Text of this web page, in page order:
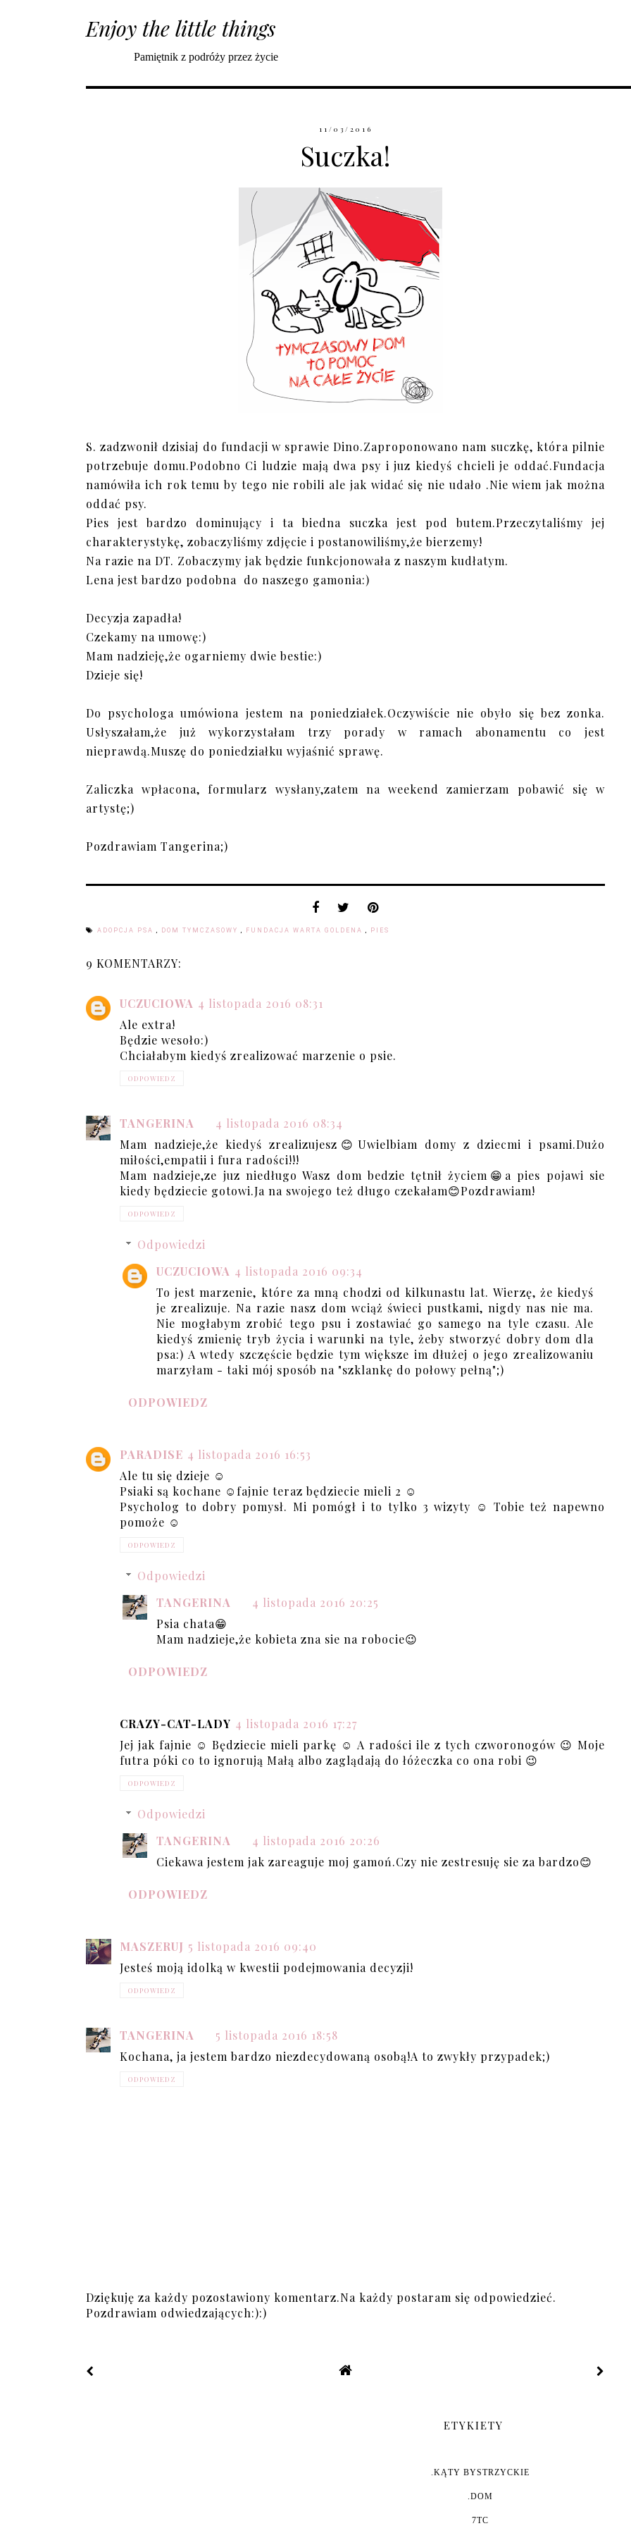
Enjoy the little things
Pamiętnik z podróży przez życie
11/03/2016
Suczka!
S. zadzwonił dzisiaj do fundacji w sprawie Dino.Zaproponowano nam suczkę, która pilnie
potrzebuje domu.Podobno Ci ludzie mają dwa psy i juz kiedyś chcieli je oddać.Fundacja
namówiła ich rok temu by tego nie robili ale jak widać się nie udało .Nie wiem jak można
oddać psy.
Pies jest bardzo dominujący i ta biedna suczka jest pod butem.Przeczytaliśmy jej
charakterystykę, zobaczyliśmy zdjęcie i postanowiliśmy,że bierzemy!
Na razie na DT. Zobaczymy jak będzie funkcjonowała z naszym kudłatym.
Lena jest bardzo podobna do naszego gamonia:)
Decyzja zapadła!
Czekamy na umowę:)
Mam nadzieję,że ogarniemy dwie bestie:)
Dzieje się!
Do psychologa umówiona jestem na poniedziałek.Oczywiście nie obyło się bez zonka.
Usłyszałam,że już wykorzystałam trzy porady w ramach abonamentu co jest
nieprawdą.Muszę do poniedziałku wyjaśnić sprawę.
Zaliczka wpłacona, formularz wysłany,zatem na weekend zamierzam pobawić się w
artystę;)
Pozdrawiam Tangerina;)
ADOPCJA PSA , DOM TYMCZASOWY , FUNDACJA WARTA GOLDENA , PIES
9 KOMENTARZY:
UCZUCIOWA 4 listopada 2016 08:31
Ale extra!
Będzie wesoło:)
Chciałabym kiedyś zrealizować marzenie o psie.
ODPOWIEDZ
TANGERINA
4 listopada 2016 08:34
Mam nadzieje,że kiedyś zrealizujesz😊Uwielbiam domy z dziecmi i psami.Dużo
miłości,empatii i fura radości!!!
Mam nadzieje,ze juz niedługo Wasz dom bedzie tętnił życiem😁a pies pojawi sie
kiedy będziecie gotowi.Ja na swojego też długo czekałam😊Pozdrawiam!
ODPOWIEDZ
Odpowiedzi
UCZUCIOWA 4 listopada 2016 09:34
To jest marzenie, które za mną chodzi od kilkunastu lat. Wierzę, że kiedyś
je zrealizuje. Na razie nasz dom wciąż świeci pustkami, nigdy nas nie ma.
Nie mogłabym zrobić tego psu i zostawiać go samego na tyle czasu. Ale
kiedyś zmienię tryb życia i warunki na tyle, żeby stworzyć dobry dom dla
psa:) A wtedy szczęście będzie tym większe im dłużej o jego zrealizowaniu
marzyłam - taki mój sposób na "szklankę do połowy pełną";)
ODPOWIEDZ
PARADISE 4 listopada 2016 16:53
Ale tu się dzieje ☺
Psiaki są kochane ☺fajnie teraz będziecie mieli 2 ☺
Psycholog to dobry pomysł. Mi pomógł i to tylko 3 wizyty ☺ Tobie też napewno
pomoże ☺
ODPOWIEDZ
Odpowiedzi
TANGERINA
4 listopada 2016 20:25
Psia chata😁
Mam nadzieje,że kobieta zna sie na robocie😉
ODPOWIEDZ
CRAZY-CAT-LADY 4 listopada 2016 17:27
Jej jak fajnie ☺ Będziecie mieli parkę ☺ A radości ile z tych czworonogów 😉 Moje
futra póki co to ignorują Małą albo zaglądają do łóżeczka co ona robi 😉
ODPOWIEDZ
Odpowiedzi
TANGERINA
4 listopada 2016 20:26
Ciekawa jestem jak zareaguje moj gamoń.Czy nie zestresuję sie za bardzo😊
ODPOWIEDZ
MASZERUJ 5 listopada 2016 09:40
Jesteś moją idolką w kwestii podejmowania decyzji!
ODPOWIEDZ
TANGERINA
5 listopada 2016 18:58
Kochana, ja jestem bardzo niezdecydowaną osobą!A to zwykły przypadek;)
ODPOWIEDZ
Dziękuję za każdy pozostawiony komentarz.Na każdy postaram się odpowiedzieć.
Pozdrawiam odwiedzających:):)
ETYKIETY
.KĄTY BYSTRZYCKIE
.DOM
7TC